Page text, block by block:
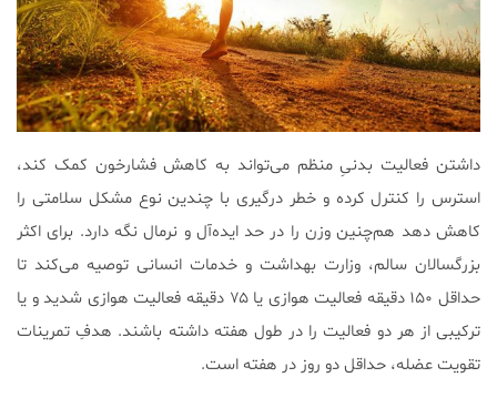
داشتن فعالیت بدنیِ منظم می‌تواند به کاهش فشارخون کمک کند،
استرس را کنترل کرده و خطر درگیری با چندین نوع مشکل سلامتی را
کاهش دهد هم‌چنین وزن را در حد ایده‌آل و نرمال نگه دارد. برای اکثر
بزرگسالان سالم، وزارت بهداشت و خدمات انسانی توصیه می‌کند تا
حداقل ۱۵۰ دقیقه فعالیت هوازی ​​یا ۷۵ دقیقه فعالیت هوازی شدید و یا
ترکیبی از هر دو فعالیت را در طول هفته داشته باشند. هدفِ تمرینات
تقویت عضله، حداقل دو روز در هفته است.